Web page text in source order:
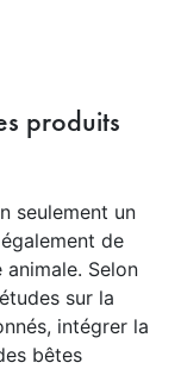
produits
seulement un
de
Selon
sur la
intégrer la
bêtes